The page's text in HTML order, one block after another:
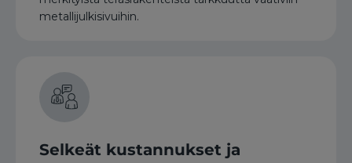
metallijulkisivuihin.
Selkeät kustannukset ja